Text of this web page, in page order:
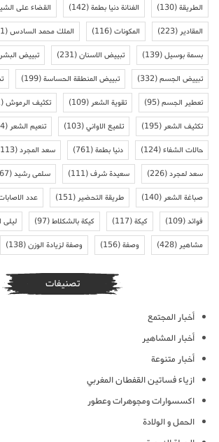
الطريقة(130) الفنانة دنيا بطمة(142) القضاء على
المقادير(223) المكونات(116) الملك محمد السادس(101)
بسمة بوسيل(139) تبييض الاسنان(231) تبييض
تبييض الجسم(332) تبييض المنطقة الحساسة(199)
تعطير الجسم(95) تقوية الشعر(109) تكثيف الرموش(101)
تكثيف الشعر(195) تلميع الاواني(103) تنعيم الشعر(434)
حالات الشفاء(124) دنيا بطمة(761) سعد المجرد(113)
سعد لمجرد(226) سعيدة شرف(111) سلمى رشيد(167)
صباغة الشعر(140) طريقة التحضير(151) عدد
فوائد(109) كيكة(117) كيكة بالشكلاط(97) ليلى
مشاهير(428) وصفة(156) وصفة لزيادة الوزن(138)
تصنيفات
أخبار المجتمع
أخبار المشاهير
أخبار متنوعة
ازياء فساتين القفطان المغربي
اكسسوارات ومجوهرات وعطور
الحمل و الولادة